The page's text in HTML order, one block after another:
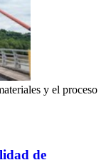
y el proceso
de